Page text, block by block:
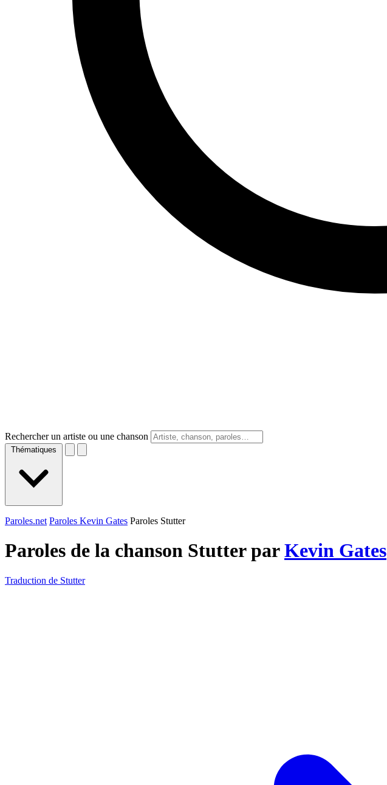
Rechercher un artiste ou une chanson
Thématiques
Paroles.net Paroles Kevin Gates Paroles Stutter
Paroles de la chanson Stutter parKevin Gates
Traduction de Stutter